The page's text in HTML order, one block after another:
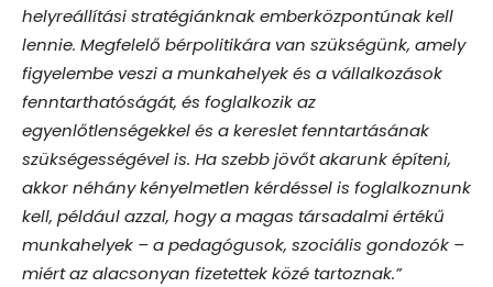
helyreállítási stratégiánknak emberközpontúnak kell
lennie. Megfelelő bérpolitikára van szükségünk, amely
figyelembe veszi a munkahelyek és a vállalkozások
fenntarthatóságát, és foglalkozik az
egyenlőtlenségekkel és a kereslet fenntartásának
szükségességével is. Ha szebb jövőt akarunk építeni,
akkor néhány kényelmetlen kérdéssel is foglalkoznunk
kell, például azzal, hogy a magas társadalmi értékű
munkahelyek – a pedagógusok, szociális gondozók –
miért az alacsonyan fizetettek közé tartoznak.”